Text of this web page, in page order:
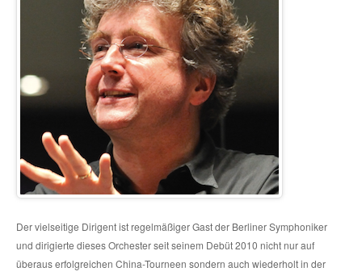
Der vielseitige Dirigent ist regelmäßiger Gast der Berliner Symphoniker
und dirigierte dieses Orchester seit seinem Debüt 2010 nicht nur auf
überaus erfolgreichen China-Tourneen sondern auch wiederholt in der